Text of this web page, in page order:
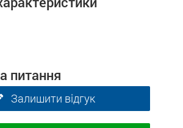
питання
Залишити відгук